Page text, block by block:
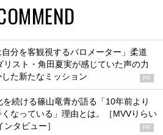
自分を客観視するバロメーター」柔道
リスト・角田夏実が感じていた声の力
た新たなミッション
PR
続ける篠山竜青が語る「10年前より
なっている」理由とは。［MVVりらい
タビュー］
PR